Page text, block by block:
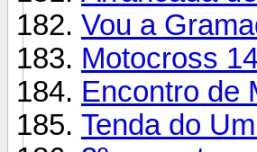
Vou a
Motocross
Encontro de
Tenda do